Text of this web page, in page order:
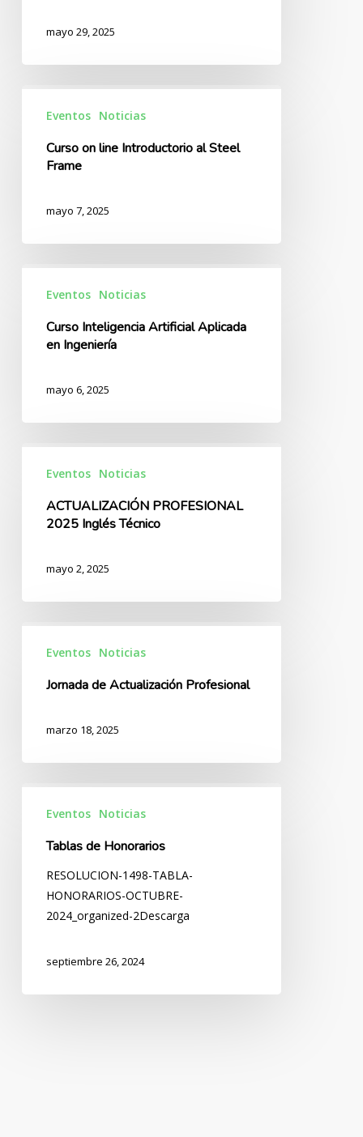
mayo 29, 2025
Introductorio
Frame
Eventos Noticias
Curso on line Introductorio al Steel
Frame
mayo 7, 2025
Inteligencia
Aplicada
Eventos Noticias
Curso Inteligencia Artificial Aplicada
en Ingeniería
mayo 6, 2025
ACTUALIZACIÓN
PROFESIONAL
Inglés
Técnico
Eventos Noticias
ACTUALIZACIÓN PROFESIONAL
2025 Inglés Técnico
mayo 2, 2025
Profesional
Eventos Noticias
Jornada de Actualización Profesional
marzo 18, 2025
Eventos Noticias
Tablas de Honorarios
RESOLUCION-1498-TABLA-
HONORARIOS-OCTUBRE-
2024_organized-2Descarga
septiembre 26, 2024